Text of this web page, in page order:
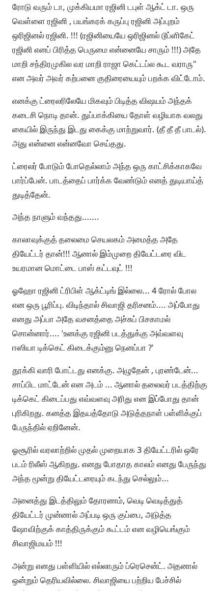
ரோடு வரும் டா, முக்கியமா ரஜினி டபுள் ஆக்ட் டா. ஒரு
வெள்ளை ரஜினி , பயங்கரக் கருப்பு ரஜினி அப்புறம்
ஒரிஜினல் ரஜினி. !!! (ரஜினியையே ஒரிஜினல் டூப்ளிகேட்
ரஜினி எனப் பிரித்த பெருமை என்னையே சாரும் !!!) அதே
மாறி சந்திரமுகில வர மாறி ராஜா கெட்டப்ல கூட வராரு"
என அவர் அவர் கற்பனை குதிரையையும் பறக்க விட்டோம்.
எனக்கு ட்ரைலரிலேயே மிகவும் பிடித்த விஷயம் அந்தக்
கடைசி நொடி தான். துப்பாக்கியை தோள் வழியாக வலது
கையில் இருந்து இடது கைக்கு மாற்றுவார். (தீ தீ தீ பாடல்).
அது என்னை என்னவோ செய்தது.
ட்ரைலர் போடும் போதெல்லாம் அந்த ஒரு காட்சிக்காகவே
பார்ப்பேன். பாடத்தைப் பார்க்க வேண்டும் எனத் துடியாய்த்
துடித்தேன்.
அந்த நாளும் வந்தது.......
காலாவுக்குத் தலைமை செயலகம் அமைத்த அதே
தியேட்டர் தான்!!! ஆனால் இம்முறை தியேட்டரை விட
உயரமான மொட்டை பாஸ் கட்டவுட் !!!
ஓஹோ ரஜினி ட்ரிபிள் ஆக்ட்டிங் இல்லை... 4 ரோல் போல
என ஒரு பூரிப்பு. விடிந்தால் சிவாஜி தரிசனம்.... அப்போது
எனது அப்பா அதே வசனத்தை அச்சுப் பிசகாமல்
சொன்னார்.... 'உனக்கு ரஜினி படத்துக்கு அவ்வளவு
ஈஸியா டிக்கெட் கிடைக்கும்னு நெனப்பா ?'
தூக்கி வாரி போட்டது எனக்கு. அழுதேன் , புரண்டேன்...
சாப்பிட மாட்டேன் என அடம் ... ஆனால் தலைவர் படத்திற்கு
டிக்கெட் கிடைப்பது எவ்வளவு அரிது என இப்போது தான்
புரிகிறது. கனத்த இதயத்தோடு அடுத்தநாள் பள்ளிக்குப்
பேருந்தில் ஏறினேன்.
ஓசூரில் வரலாற்றில் முதல் முறையாக 3 தியேட்டரில் ஒரே
படம் ரிலீஸ் ஆகிறது. எனது போதாத காலம் எனது பேருந்து
அந்த மூன்று தியேட்டரையும் கடந்து செல்லும்...
அனைத்து இடத்திலும் தோரணம், வெடி வெடித்துத்
தியேட்டர் முன்னால் அப்படி ஒரு குப்பை, அடுத்த
ஷோவிற்குக் காத்திருக்கும் கூட்டம் என வழியெங்கும்
சிவாஜிமயம் !!!
அன்று எனது பள்ளியில் எல்லாரும் ப்ரெசென்ட். அதனால்
ஒன்றும் தெரியவில்லை. சிவாஜியை பற்றிய பேச்சில்